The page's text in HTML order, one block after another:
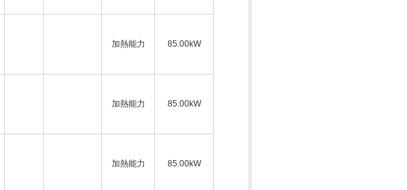
加熱能力 85.00kW
加熱能力 85.00kW
加熱能力 85.00kW